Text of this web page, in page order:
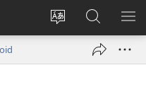
Botza
Ga
solho
Beguilaj
ní
JW.ORG